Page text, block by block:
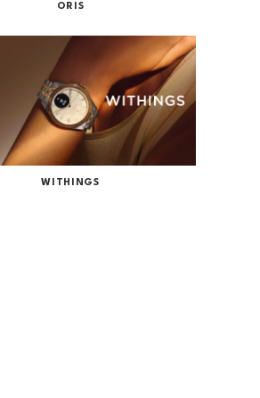
ORIS
WITHINGS